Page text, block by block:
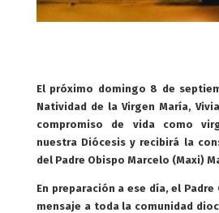
El próximo domingo 8 de
Natividad de la Virgen María,
compromiso de vida como
nuestra Diócesis y recibirá la
del Padre Obispo Marcelo (Maxi)
En preparación a ese día, el
mensaje a toda la comunidad